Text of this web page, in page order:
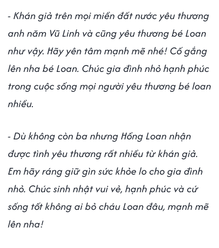
- Khán giả trên mọi miền đất nước yêu thương
anh năm Vũ Linh và cũng yêu thương bé Loan
như vậy. Hãy yên tâm mạnh mẽ nhé! Cố gắng
lên nha bé Loan. Chúc gia đình nhỏ hạnh phúc
trong cuộc sống mọi người yêu thương bé loan
nhiều.
- Dù không còn ba nhưng Hồng Loan nhận
được tình yêu thương rất nhiều từ khán giả.
Em hãy ráng giữ gìn sức khỏe lo cho gia đình
nhỏ. Chúc sinh nhật vui vẻ, hạnh phúc và cứ
sống tốt không ai bỏ cháu Loan đâu, mạnh mẽ
lên nha!